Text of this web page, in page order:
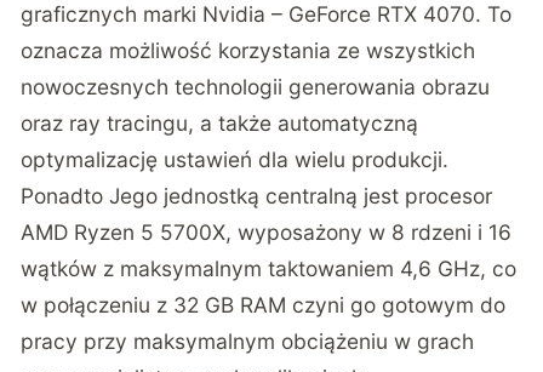
graficznych marki Nvidia – GeForce RTX 4070. To
oznacza możliwość korzystania ze wszystkich
nowoczesnych technologii generowania obrazu
oraz ray tracingu, a także automatyczną
optymalizację ustawień dla wielu produkcji.
Ponadto Jego jednostką centralną jest procesor
AMD Ryzen 5 5700X, wyposażony w 8 rdzeni i 16
wątków z maksymalnym taktowaniem 4,6 GHz, co
w połączeniu z 32 GB RAM czyni go gotowym do
pracy przy maksymalnym obciążeniu w grach